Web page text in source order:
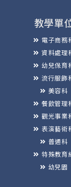
教學單
電子商務
資料處理
幼兒保育
流行服飾
美容科
餐飲管理
觀光事業
表演藝術
普通科
特殊教育
幼兒園